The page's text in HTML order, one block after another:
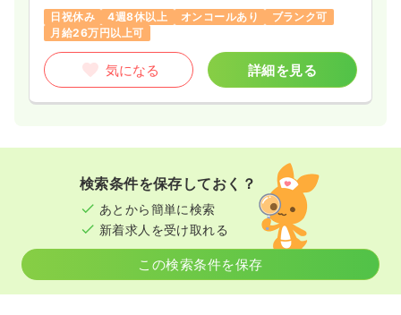
日祝休み
4週8休以上 オンコールあり
ブランク可
月給26万円以上可
気になる 詳細を見る
検索条件を保存しておく？
あとから簡単に検索
新着求人を受け取れる
この検索条件を保存